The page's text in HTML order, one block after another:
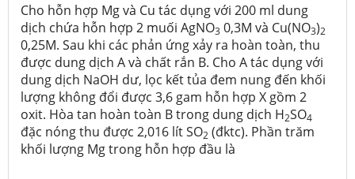
Cho hỗn hợp Mg và Cu tác dụng với 200 ml dung
dịch chứa hỗn hợp 2 muối AgNO3 0,3M và Cu(NO3)2
0,25M. Sau khi các phản ứng xảy ra hoàn toàn, thu
được dung dịch A và chất rắn B. Cho A tác dụng với
dung dịch NaOH dư, lọc kết tủa đem nung đến khối
lượng không đổi được 3,6 gam hỗn hợp X gồm 2
oxit. Hòa tan hoàn toàn B trong dung dịch H2SO4
đặc nóng thu được 2,016 lít SO2 (đktc). Phần trăm
khối lượng Mg trong hỗn hợp đầu là